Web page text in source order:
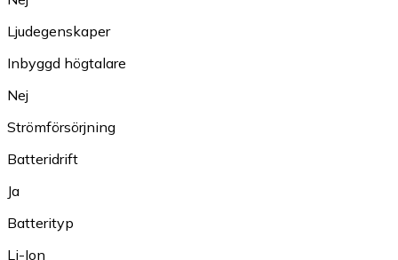
Ljudegenskaper
Inbyggd högtalare
Nej
Strömförsörjning
Batteridrift
Ja
Batterityp
Li-Ion